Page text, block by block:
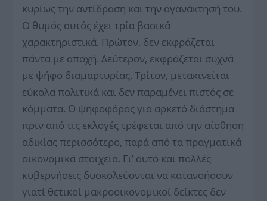
κυρίως την αντίδραση και την αγανάκτησή του.
Ο θυμός αυτός έχει τρία βασικά
χαρακτηριστικά. Πρώτον, δεν εκφράζεται
πάντα με αποχή. Δεύτερον, εκφράζεται συχνά
με ψήφο διαμαρτυρίας. Τρίτον, μετακινείται
εύκολα πολιτικά και δεν παραμένει πιστός σε
κόμματα. Ο ψηφοφόρος για αρκετό διάστημα
πριν από τις εκλογές τρέφεται από την αίσθηση
αδικίας περισσότερο, παρά από τα πραγματικά
οικονομικά στοιχεία. Γι’ αυτό και πολλές
κυβερνήσεις δυσκολεύονται να κατανοήσουν
γιατί θετικοί μακροοικονομικοί δείκτες δεν